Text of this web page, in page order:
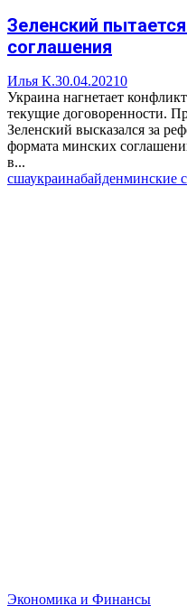
Зеленский
соглашения
Илья К.30.04.20210
Украина нагнетает
текущие договоренности.
Зеленский высказался за
формата минских
в...
сшаукраинабайденминские
Экономика и Финансы